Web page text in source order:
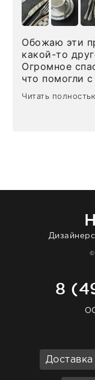
Обожаю эти
какой-то
Огромное
что помогли
доставкой и
была здесь
внутри
Позже
доставили
отвечает
Читать
©
8
Доставка